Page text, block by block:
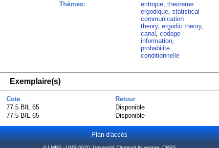
Thèmes:
entropie,theoreme
ergodique,statistical
communication
theory,ergodic theory,
canal ,codage
information,
probabilite
conditionnelle
Exemplaire(s)
Cote
Retour
77.5 BIL 65
Disponible
77.5 BIL 65
Disponible
Plan d'accès